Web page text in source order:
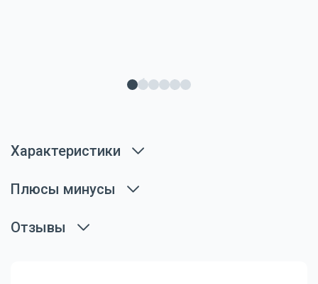
Характеристики
Плюсы минусы
Отзывы